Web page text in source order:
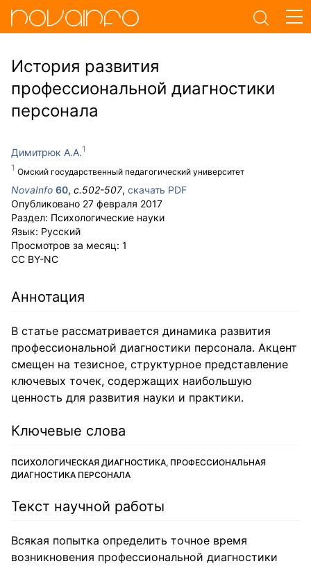
История развития
профессиональной диагностики
персонала
Димитрюк А.А.
Омский государственный педагогический университет
NovaInfo 60, с.502-507, скачать PDF
Опубликовано 27 февраля 2017
Раздел: Психологические науки
Язык: Русский
Просмотров за месяц: 1
CC BY-NC
Аннотация
В статье рассматривается динамика развития
профессиональной диагностики персонала. Акцент
смещен на тезисное, структурное представление
ключевых точек, содержащих наибольшую
ценность для развития науки и практики.
Ключевые слова
ПСИХОЛОГИЧЕСКАЯ ДИАГНОСТИКА, ПРОФЕССИОНАЛЬНАЯ
ДИАГНОСТИКА ПЕРСОНАЛА
Текст научной работы
Всякая попытка определить точное время
возникновения профессиональной диагностики